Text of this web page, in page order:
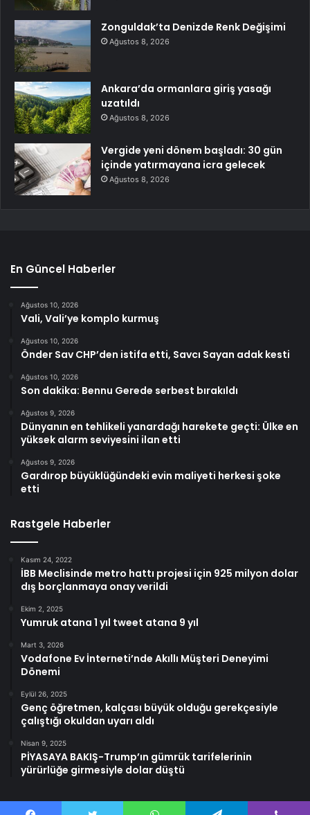
Zonguldak’ta Denizde Renk Değişimi
Ağustos 8, 2026
Ankara’da ormanlara giriş yasağı
uzatıldı
Ağustos 8, 2026
Vergide yeni dönem başladı: 30 gün
içinde yatırmayana icra gelecek
Ağustos 8, 2026
En Güncel Haberler
Ağustos 10, 2026
Vali, Vali’ye komplo kurmuş
Ağustos 10, 2026
Önder Sav CHP’den istifa etti, Savcı Sayan adak kesti
Ağustos 10, 2026
Son dakika: Bennu Gerede serbest bırakıldı
Ağustos 9, 2026
Dünyanın en tehlikeli yanardağı harekete geçti: Ülke en
yüksek alarm seviyesini ilan etti
Ağustos 9, 2026
Gardırop büyüklüğündeki evin maliyeti herkesi şoke
etti
Rastgele Haberler
Kasım 24, 2022
İBB Meclisinde metro hattı projesi için 925 milyon dolar
dış borçlanmaya onay verildi
Ekim 2, 2025
Yumruk atana 1 yıl tweet atana 9 yıl
Mart 3, 2026
Vodafone Ev İnterneti’nde Akıllı Müşteri Deneyimi
Dönemi
Eylül 26, 2025
Genç öğretmen, kalçası büyük olduğu gerekçesiyle
çalıştığı okuldan uyarı aldı
Nisan 9, 2025
PİYASAYA BAKIŞ-Trump’ın gümrük tarifelerinin
yürürlüğe girmesiyle dolar düştü